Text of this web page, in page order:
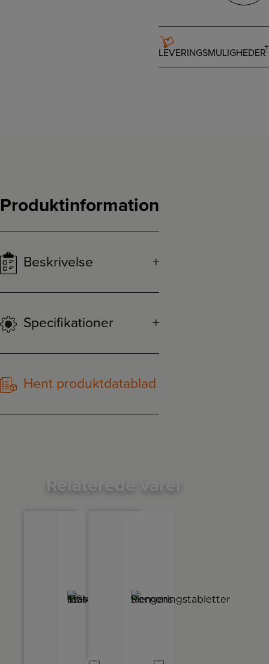
LEVERINGSMULIGHEDER
Produktinformation
Beskrivelse
Specifikationer
Hent produktdatablad
Relaterede varer